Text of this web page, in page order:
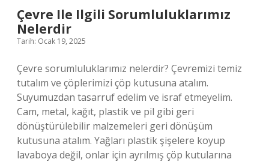
Çevre Ile Ilgili Sorumluluklarımız
Nelerdir
Tarih: Ocak 19, 2025
Çevre sorumluluklarımız nelerdir? Çevremizi temiz
tutalım ve çöplerimizi çöp kutusuna atalım.
Suyumuzdan tasarruf edelim ve israf etmeyelim.
Cam, metal, kağıt, plastik ve pil gibi geri
dönüştürülebilir malzemeleri geri dönüşüm
kutusuna atalım. Yağları plastik şişelere koyup
lavaboya değil, onlar için ayrılmış çöp kutularına